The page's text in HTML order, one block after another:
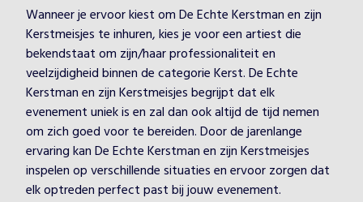
Wanneer je ervoor kiest om De Echte Kerstman en zijn
Kerstmeisjes te inhuren, kies je voor een artiest die
bekendstaat om zijn/haar professionaliteit en
veelzijdigheid binnen de categorie Kerst. De Echte
Kerstman en zijn Kerstmeisjes begrijpt dat elk
evenement uniek is en zal dan ook altijd de tijd nemen
om zich goed voor te bereiden. Door de jarenlange
ervaring kan De Echte Kerstman en zijn Kerstmeisjes
inspelen op verschillende situaties en ervoor zorgen dat
elk optreden perfect past bij jouw evenement.